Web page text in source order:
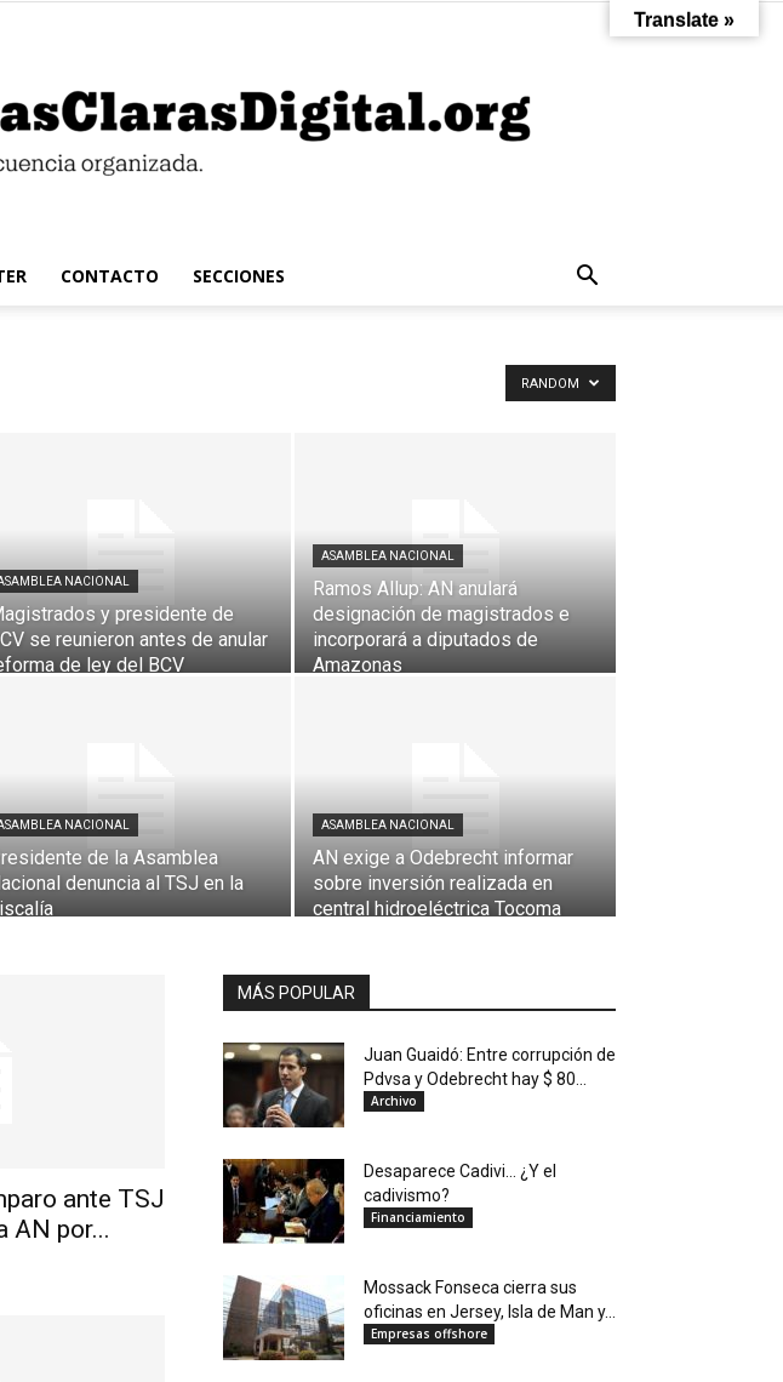
CONTACTO SECCIONES
RANDOM
NACIONAL
y presidente de
se reunieron antes de anular
de ley del BCV
ASAMBLEA NACIONAL
Ramos Allup: AN anulará
designación de magistrados e
incorporará a diputados de
Amazonas
NACIONAL
de la Asamblea
denuncia al TSJ en la
ASAMBLEA NACIONAL
AN exige a Odebrecht informar
sobre inversión realizada en
central hidroeléctrica Tocoma
ante TSJ
AN por...
MÁS POPULAR
Juan Guaidó: Entre corrupción de
Pdvsa y Odebrecht hay $ 80...
Archivo
Desaparece Cadivi… ¿Y el
cadivismo?
Financiamiento
Mossack Fonseca cierra sus
oficinas en Jersey, Isla de Man y...
Empresas offshore
Translate »